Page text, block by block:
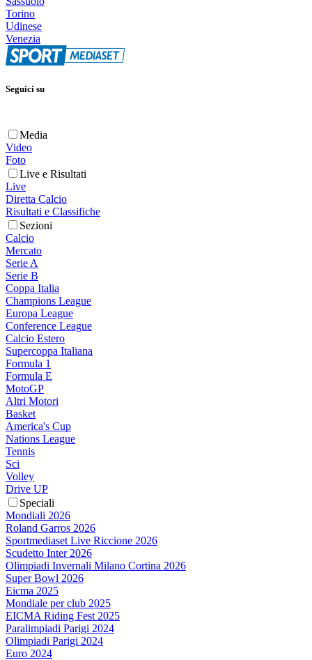
Torino
Udinese
Venezia
Seguici su
Media
Video
Foto
Live e Risultati
Live
Diretta Calcio
Risultati e Classifiche
Sezioni
Calcio
Mercato
Serie A
Serie B
Coppa Italia
Champions League
Europa League
Conference League
Calcio Estero
Supercoppa Italiana
Formula 1
Formula E
MotoGP
Altri Motori
Basket
America's Cup
Nations League
Tennis
Sci
Volley
Drive UP
Speciali
Mondiali 2026
Roland Garros 2026
Sportmediaset Live Riccione 2026
Scudetto Inter 2026
Olimpiadi Invernali Milano Cortina 2026
Super Bowl 2026
Eicma 2025
Mondiale per club 2025
EICMA Riding Fest 2025
Paralimpiadi Parigi 2024
Olimpiadi Parigi 2024
Euro 2024